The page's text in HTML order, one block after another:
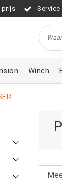
prijs
Winch